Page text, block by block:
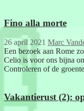
Fino alla morte
26 april 2021 Marc
Een bezoek aan Rome
Celio is voor ons bijna
Controleren of de
Vakantierust (2):